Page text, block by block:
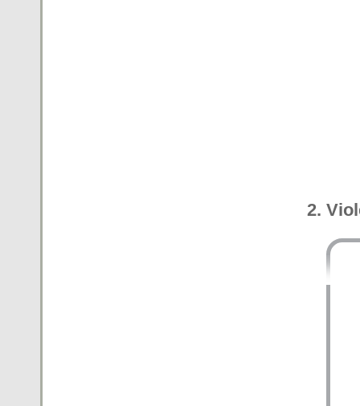
2.